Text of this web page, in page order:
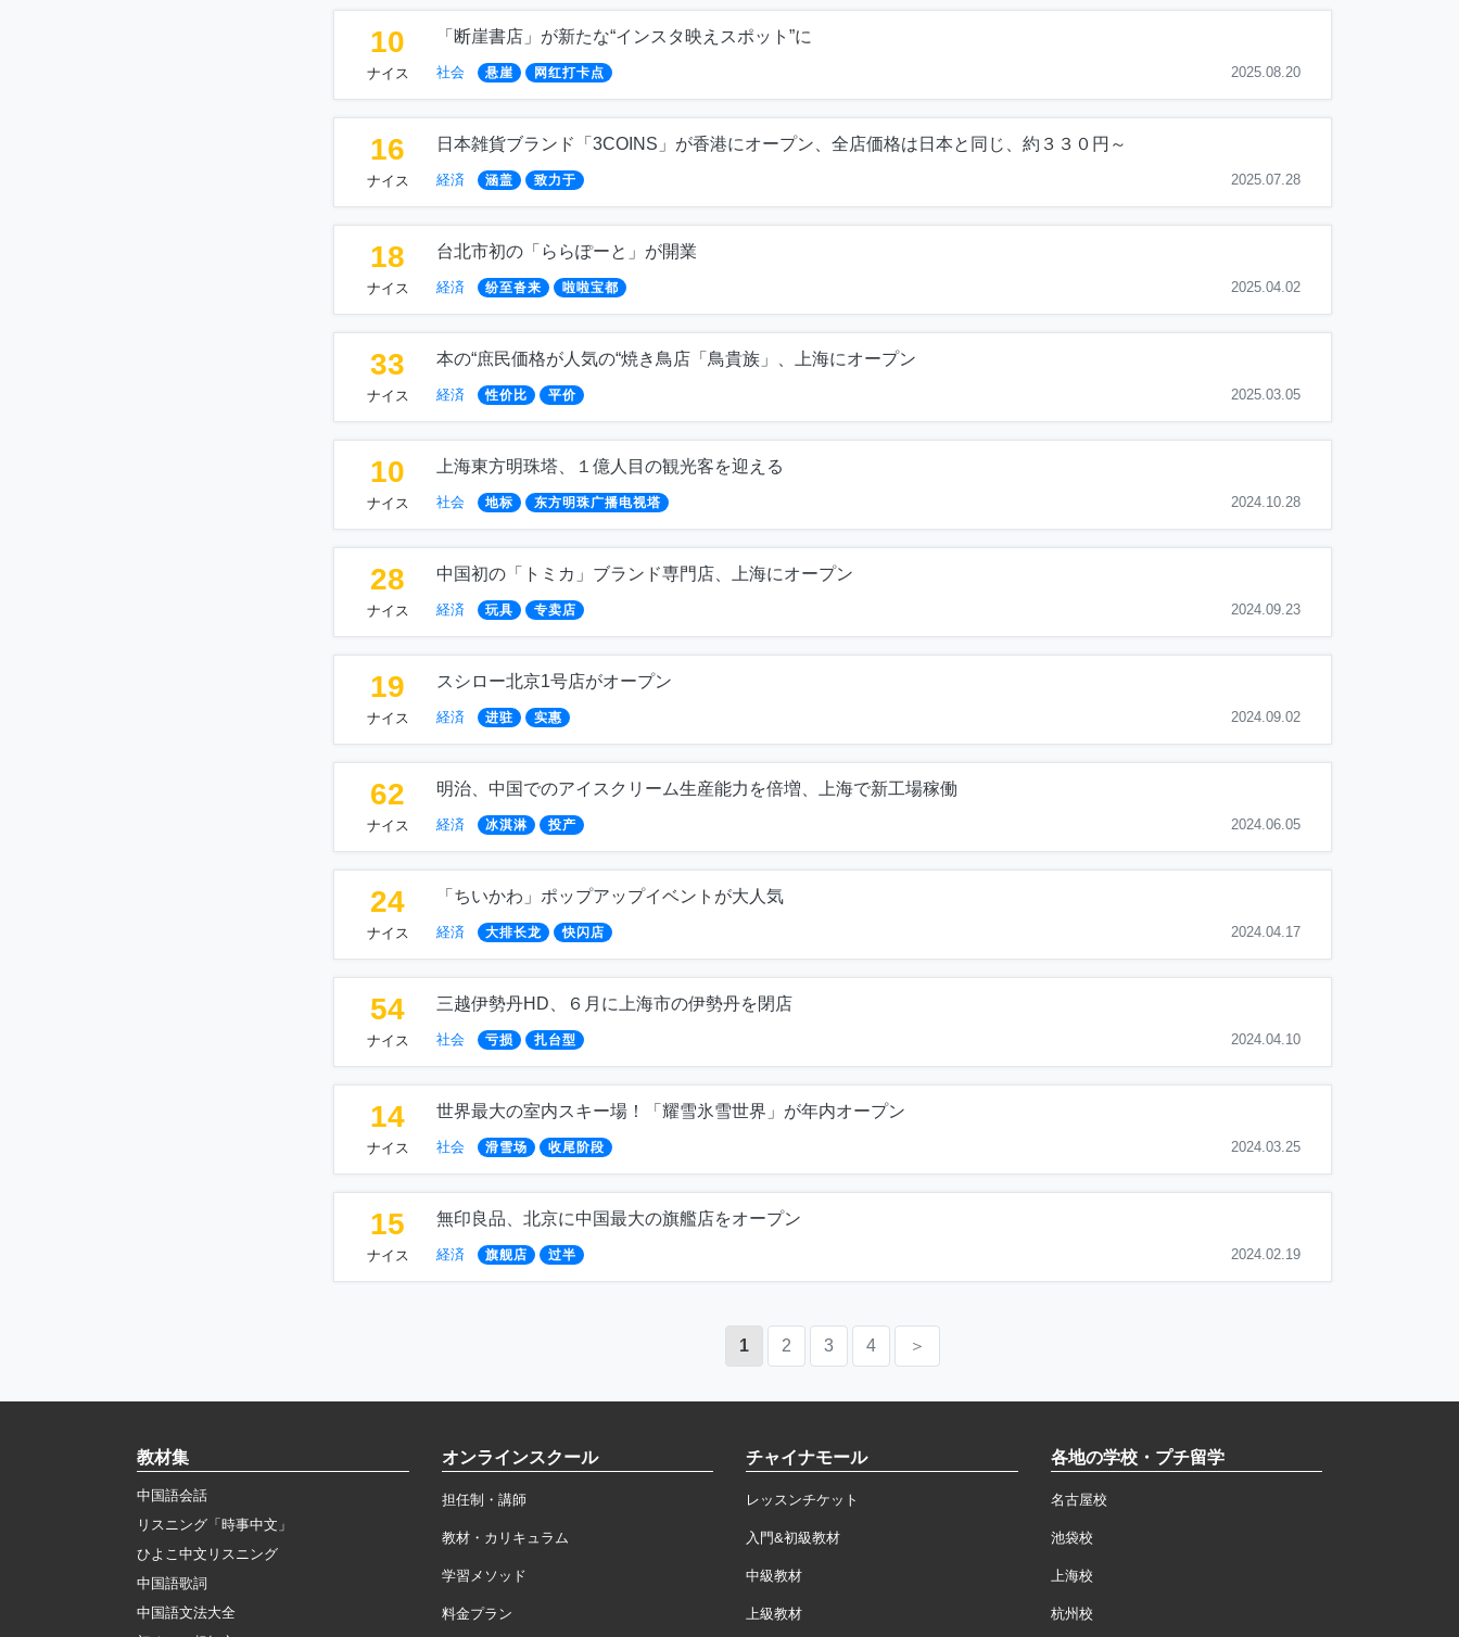
10
ナイス
「断崖書店」が新たな“インスタ映えスポット”に
社会 悬崖 网红打卡点 2025.08.20
16
ナイス
日本雑貨ブランド「3COINS」が香港にオープン、全店価格は日本と同じ、約３３０円～
経済 涵盖 致力于 2025.07.28
18
ナイス
台北市初の「ららぽーと」が開業
経済 纷至沓来 啦啦宝都 2025.04.02
33
ナイス
本の“庶民価格が人気の“焼き鳥店「鳥貴族」、上海にオープン
経済 性价比 平价 2025.03.05
10
ナイス
上海東方明珠塔、１億人目の観光客を迎える
社会 地标 东方明珠广播电视塔 2024.10.28
28
ナイス
中国初の「トミカ」ブランド専門店、上海にオープン
経済 玩具 专卖店 2024.09.23
19
ナイス
スシロー北京1号店がオープン
経済 进驻 实惠 2024.09.02
62
ナイス
明治、中国でのアイスクリーム生産能力を倍増、上海で新工場稼働
経済 冰淇淋 投产 2024.06.05
24
ナイス
「ちいかわ」ポップアップイベントが大人気
経済 大排长龙 快闪店 2024.04.17
54
ナイス
三越伊勢丹HD、６月に上海市の伊勢丹を閉店
社会 亏损 扎台型 2024.04.10
14
ナイス
世界最大の室内スキー場！「耀雪氷雪世界」が年内オープン
社会 滑雪场 收尾阶段 2024.03.25
15
ナイス
無印良品、北京に中国最大の旗艦店をオープン
経済 旗舰店 过半 2024.02.19
1 2 3 4 ＞
教材集
中国語会話
リスニング「時事中文」
ひよこ中文リスニング
中国語歌詞
中国語文法大全
オンラインスクール
担任制・講師
教材・カリキュラム
学習メソッド
料金プラン
チャイナモール
レッスンチケット
入門&初級教材
中級教材
上級教材
各地の学校・プチ留学
名古屋校
池袋校
上海校
杭州校